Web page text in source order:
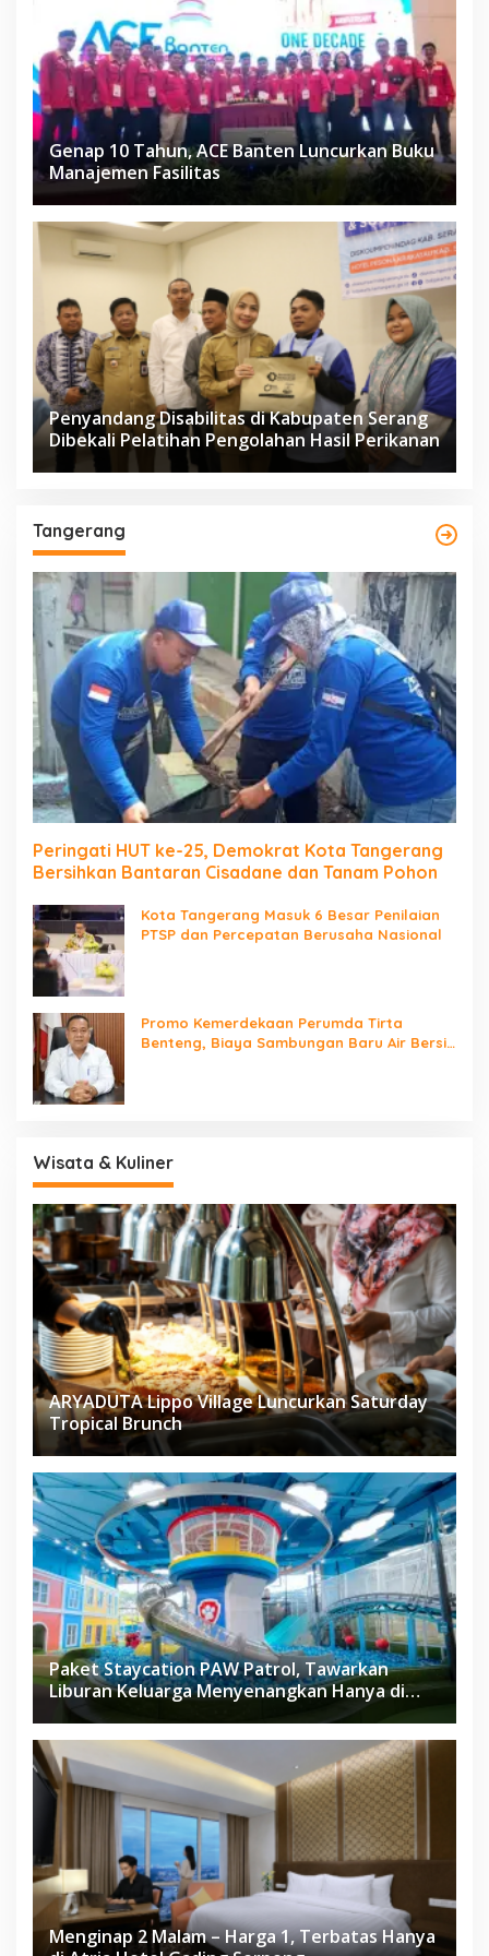
Genap 10 Tahun, ACE Banten Luncurkan Buku
Manajemen Fasilitas
Penyandang Disabilitas di Kabupaten Serang
Dibekali Pelatihan Pengolahan Hasil Perikanan
Tangerang
Peringati HUT ke-25, Demokrat Kota Tangerang
Bersihkan Bantaran Cisadane dan Tanam Pohon
Kota Tangerang Masuk 6 Besar Penilaian
PTSP dan Percepatan Berusaha Nasional
Promo Kemerdekaan Perumda Tirta
Benteng, Biaya Sambungan Baru Air Bersih
Wisata & Kuliner
ARYADUTA Lippo Village Luncurkan Saturday
Tropical Brunch
Paket Staycation PAW Patrol, Tawarkan
Liburan Keluarga Menyenangkan Hanya di
Herloom Hotel BSD
Menginap 2 Malam – Harga 1, Terbatas Hanya